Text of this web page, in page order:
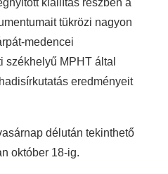
tükrözi nagyon
medencei
székhelyű MPHT által
eredményeit
délután tekinthető
október 18-ig.